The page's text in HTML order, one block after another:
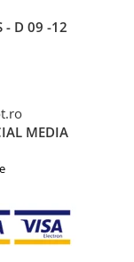
- D 09 -12
MEDIA